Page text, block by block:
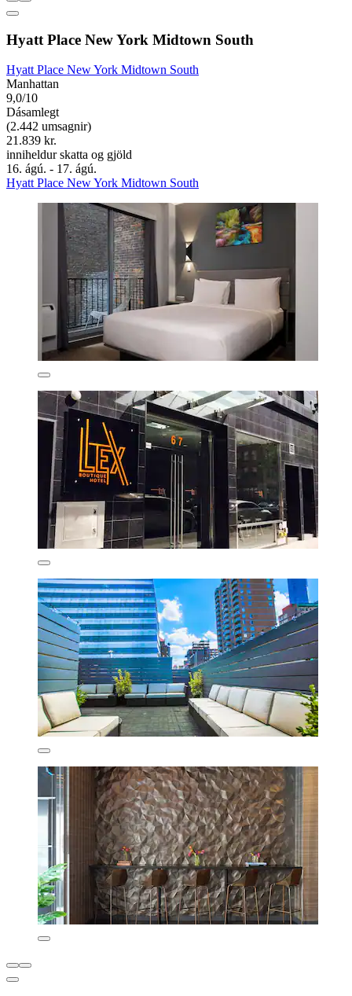
Hyatt Place New York Midtown South
Hyatt Place New York Midtown South
Manhattan
9,0/10
Dásamlegt
(2.442 umsagnir)
21.839 kr.
inniheldur skatta og gjöld
16. ágú. - 17. ágú.
Hyatt Place New York Midtown South